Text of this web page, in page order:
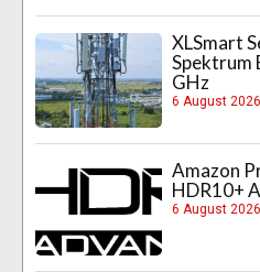
XLSmart
Spektrum
GHz
6 August
Amazon
HDR10+
6 August